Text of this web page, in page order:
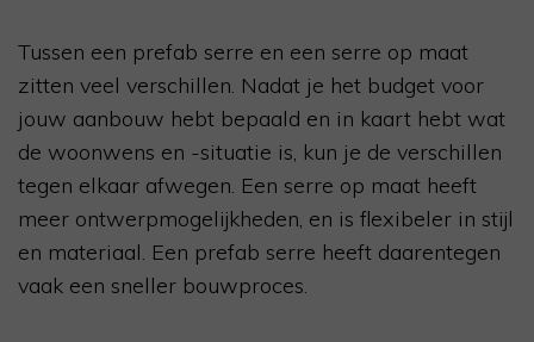
Tussen een prefab serre en een serre op maat
zitten veel verschillen. Nadat je het budget voor
jouw aanbouw hebt bepaald en in kaart hebt wat
de woonwens en -situatie is, kun je de verschillen
tegen elkaar afwegen. Een serre op maat heeft
meer ontwerpmogelijkheden, en is flexibeler in stijl
en materiaal. Een prefab serre heeft daarentegen
vaak een sneller bouwproces.